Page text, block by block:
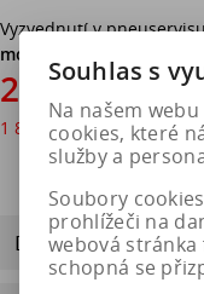
Vyzvednutí v
montáž.
2 294 Kč
1 896 Kčbez DPH
Dotaz na výrobek
Souhlas s
Na našem
cookies, které
služby a
Soubory
prohlížeči na
webová stránka
schopná se